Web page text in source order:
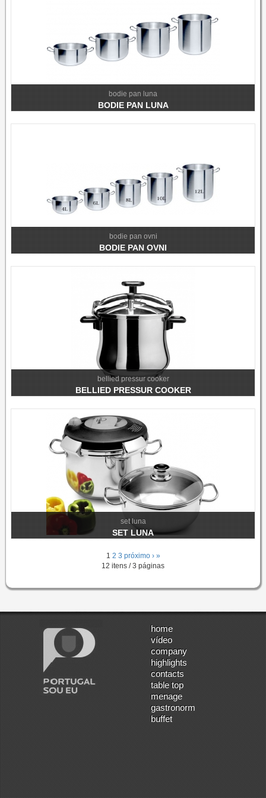
bodie pan luna
BODIE PAN LUNA
bodie pan ovni
BODIE PAN OVNI
bellied pressur cooker
BELLIED PRESSUR COOKER
set luna
SET LUNA
1 2 3 próximo › »
12 itens / 3 páginas
home
vídeo
company
highlights
contacts
table top
menage
gastronorm
buffet